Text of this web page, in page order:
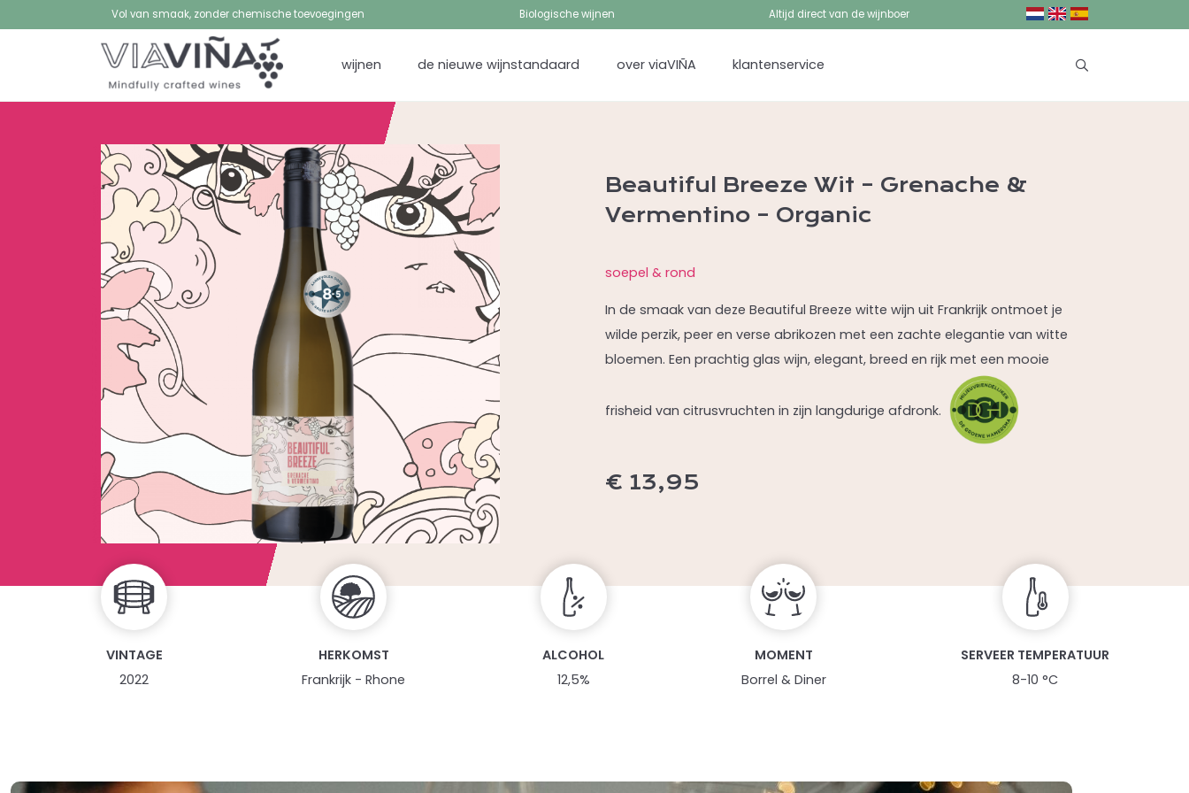
Vol van smaak, zonder chemische toevoegingen Biologische wijnen Altijd direct van de wijnboer
wijnen de nieuwe wijnstandaard over viaVIÑA klantenservice
Beautiful Breeze Wit – Grenache &
Vermentino – Organic
soepel & rond
In de smaak van deze Beautiful Breeze witte wijn uit Frankrijk ontmoet je
wilde perzik, peer en verse abrikozen met een zachte elegantie van witte
bloemen. Een prachtig glas wijn, elegant, breed en rijk met een mooie
frisheid van citrusvruchten in zijn langdurige afdronk.
€ 13,95
VINTAGE
2022
HERKOMST
Frankrijk - Rhone
ALCOHOL
12,5%
MOMENT
Borrel & Diner
SERVEER TEMPERATUUR
8-10 °C